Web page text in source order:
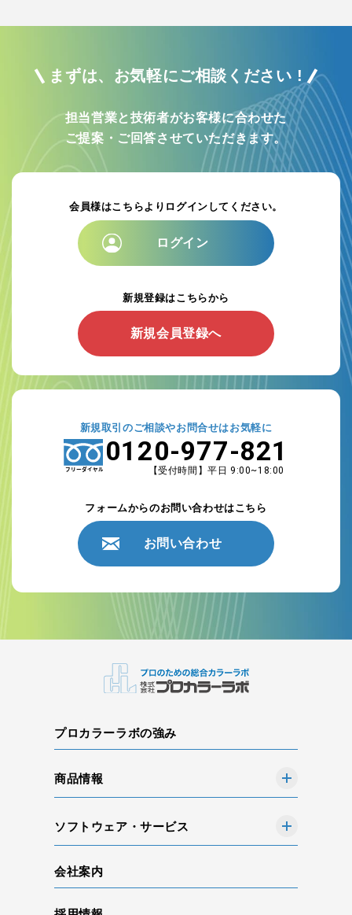
まずは、お気軽にご相談ください !
担当営業と技術者がお客様に合わせた
ご提案・ご回答させていただきます。
会員様はこちらよりログインしてください。
ログイン
新規登録はこちらから
新規会員登録へ
新規取引のご相談やお問合せはお気軽に
0120-977-821
【受付時間】平日 9:00~18:00
フォームからのお問い合わせはこちら
お問い合わせ
プロカラーラボの強み
商品情報
ソフトウェア・サービス
会社案内